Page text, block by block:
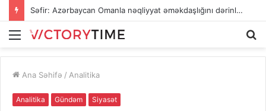
Səfir: Azərbaycan Omanla nəqliyyat əməkdaşlığını dərinləşdirməyə hazırdır
Menu
Ana Səhifə / Analitika
Analitika Gündəm Siyasət